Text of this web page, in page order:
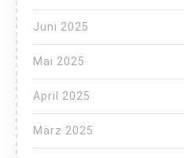
Juni 2025
Mai 2025
April 2025
März 2025